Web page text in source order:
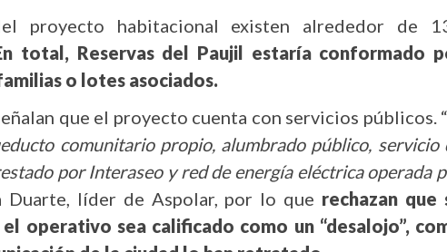
proyecto habitacional existen alrededor de
total, Reservas del Paujil estaría conformado
o lotes asociados.
que el proyecto cuenta con servicios públicos. “
comunitario propio, alumbrado público, servicio
por Interaseo y red de energía eléctrica operada
Duarte, líder de Aspolar, por lo que rechazan que
operativo sea calificado como un “desalojo”,